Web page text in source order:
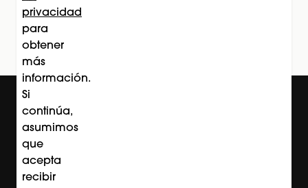
privacidad
para
obtener
más
información.
Si
continúa,
asumimos
que
acepta
recibir